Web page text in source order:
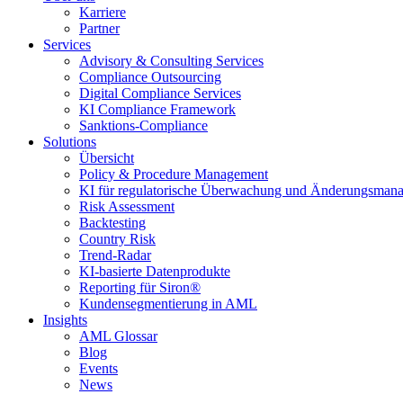
Karriere
Partner
Services
Advisory & Consulting Services
Compliance Outsourcing
Digital Compliance Services
KI Compliance Framework
Sanktions-Compliance
Solutions
Übersicht
Policy & Procedure Management
KI für regulatorische Überwachung und
Risk Assessment
Backtesting
Country Risk
Trend-Radar
KI-basierte Datenprodukte
Reporting für Siron®
Kundensegmentierung in AML
Insights
AML Glossar
Blog
Events
News